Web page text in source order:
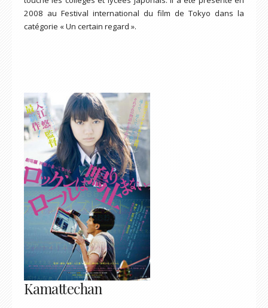
2008 au Festival international du film de Tokyo dans la
catégorie « Un certain regard ».
Kamattechan